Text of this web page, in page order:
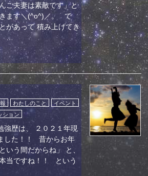
ご夫妻は素敵です」と
ます＼(^o^)／。 で
があって 積み上げてき
…
わたしのこと
イベント
ション
強歴は、 ２０２１年現
した！！ 昔からお年
いう間だからね」 と、
当ですね！！ という